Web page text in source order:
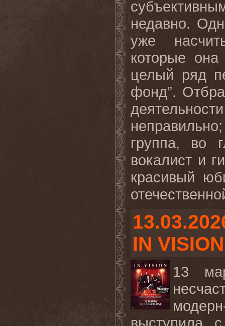
недавно.
уже
которые
целый ряд
фонд”.
группа, во
вокалист и
красивый
IN VISION
13